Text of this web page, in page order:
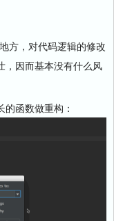
，对代码逻辑的修改
，因而基本没有什么风
函数做重构：